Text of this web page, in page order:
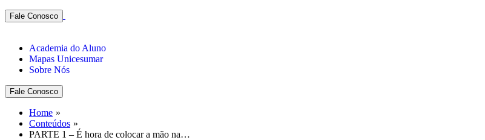
Fale Conosco
Academia do Aluno
Mapas Unicesumar
Sobre Nós
Fale Conosco
Home
Conteúdos
PARTE 1 – É hora de colocar a mão na…